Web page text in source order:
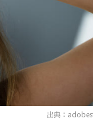
出典：